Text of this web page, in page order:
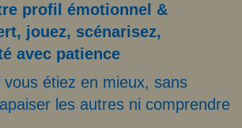
profil émotionnel &
jouez, scénarisez,
avec patience
vous étiez en mieux, sans
les autres ni comprendre